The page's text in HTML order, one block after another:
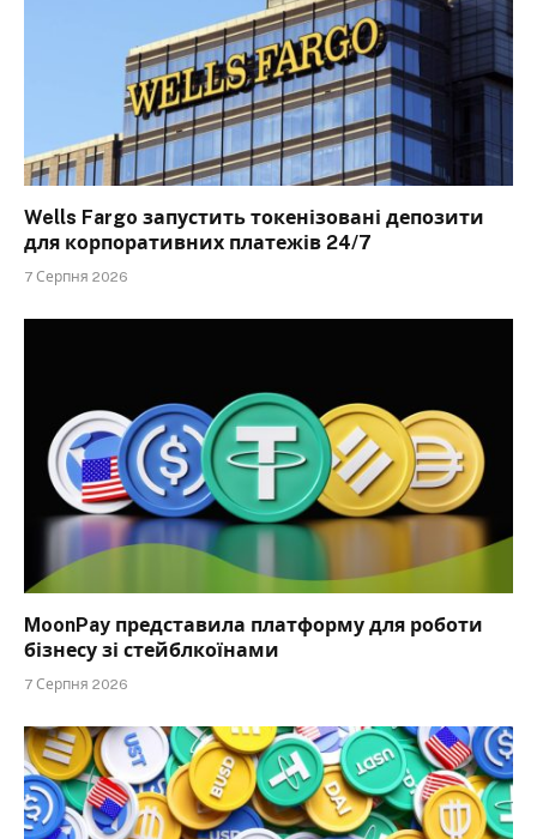
Wells Fargo запустить токенізовані депозити
для корпоративних платежів 24/7
7 Серпня 2026
MoonPay представила платформу для роботи
бізнесу зі стейблкоїнами
7 Серпня 2026